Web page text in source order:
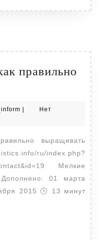
правильно
green_inform
|
Нет
ru/index.php?
Мелкие
01 марта
2015 🕒 13 минут